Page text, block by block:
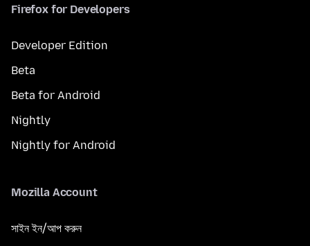
Firefox for Developers
Developer Edition
Beta
Beta for Android
Nightly
Nightly for Android
Mozilla Account
সাইন ইন/আপ করুন